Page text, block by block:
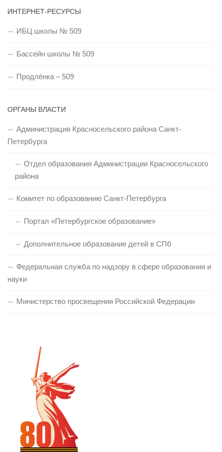
ИНТЕРНЕТ-РЕСУРСЫ
ИБЦ школы № 509
Бассейн школы № 509
Продлёнка – 509
ОРГАНЫ ВЛАСТИ
Администрация Красносельского района Санкт-
Петербурга
Отдел образования Администрации Красносельского
района
Комитет по образованию Санкт-Петербурга
Портал «Петербургское образование»
Дополнительное образование детей в СПб
Федеральная служба по надзору в сфере образования и
науки
Министерство просвещения Российской Федерации